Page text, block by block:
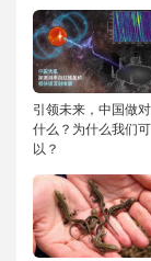
引领未来，中国做
什么？为什么我们可
以？